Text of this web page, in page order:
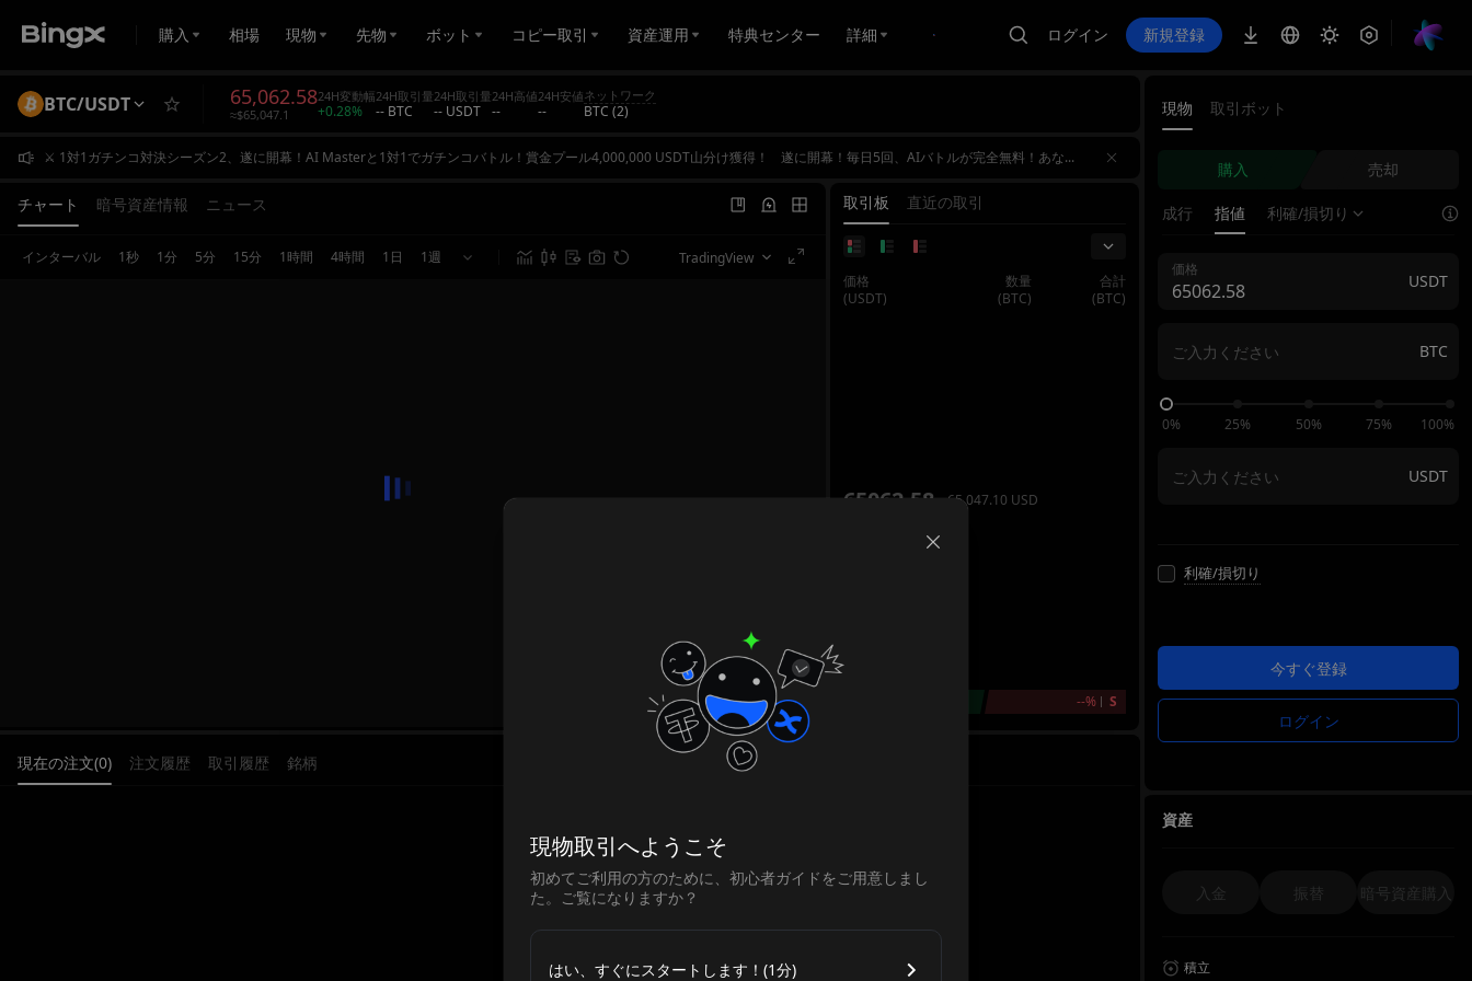
購入 相場 現物 先物 ボット コピー取引 資産運用 特典センター 詳細 ログイン 新規登録
BTC/USDT 65,062.58
≈$65,047.1
24H変動幅
+0.28%
24H取引量
-- BTC
24H取引量
-- USDT
24H高値
--
24H安値
--
ネットワーク
BTC (2)
⚔️ 1対1ガチンコ対決シーズン2、遂に開幕！AI Masterと1対1でガチンコバトル！賞金プール4,000,000 USDT山分け獲得！
遂に開幕！毎日5回、AIバトルが完全無料！あなたのリアルなROI(投資収益率)を武器に、AIとガチンコ勝負！自慢の取引スキルで勝利をつかみ取りましょう！ダブル報酬のチャンス！デイリーランキング＆取引量イベント開催！バトルに勝利してポイントを獲得し、日替わりランキングを駆け上がりましょう。デイリー1位の報酬は最大10,000 USDT。また、すべての先物取引は取引量イベントの対象となり、各ラウンド(全2ラウンド)の1位には100,000 USDTが独占進呈されます。1度のご参加で両方の特典を狙えるこの機会を、ぜひお見逃しなく。今すぐエントリーしてAI Masterにチャレンジ、賞金プール4,000,000 USDT山分け獲得！🌟 イベント概要賞金総額はなんと4,000,000 USDT以上！3つのセクションごとに個別の報酬をご用意。条件を満たせばすべて同時に、重複して獲得可能！大チャンスを逃さず、すべての報酬を総なめにしよう！AIバトルデイリーランキング：1位には毎日10,000 USDTの報酬。ランキングは毎日リセットされるため、毎日トップを狙えます。先物取引量イベント：各ラウンド
チャート 暗号資産情報 ニュース
インターバル 1秒 1分 5分 15分 1時間 4時間 1日 1週 TradingView
取引板 直近の取引
価格
(USDT)
数量
(BTC)
合計
(BTC)
65062.58 65,047.10 USD
--% S
現物 取引ボット
購入 売却
成行 指値 利確/損切り
価格
USDT
BTC
0% 25% 50% 75% 100%
USDT
利確/損切り
今すぐ登録
ログイン
資産
入金 振替 暗号資産購入
積立
現在の注文(0) 注文履歴 取引履歴 銘柄
現物取引へようこそ
初めてご利用の方のために、初心者ガイドをご用意しまし
た。ご覧になりますか？
はい、すぐにスタートします！(1分)